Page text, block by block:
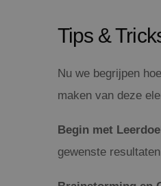
Tips &
Nu we begrijpen
maken van deze
Begin met
gewenste